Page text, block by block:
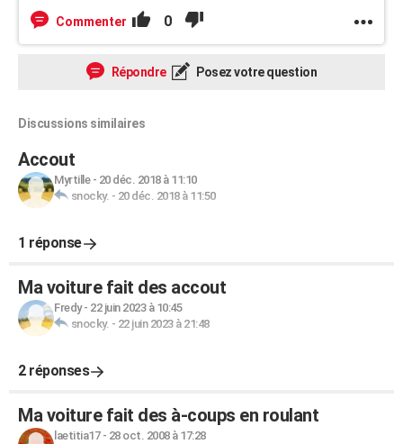
Commenter 0
Répondre Posez votre question
Discussions similaires
Accout
Myrtille- 20 déc. 2018 à 11:10
snocky. - 20 déc. 2018 à 11:50
1 réponse
Ma voiture fait des accout
Fredy- 22 juin 2023 à 10:45
snocky. - 22 juin 2023 à 21:48
2 réponses
Ma voiture fait des à-coups en roulant
laetitia17- 28 oct. 2008 à 17:28